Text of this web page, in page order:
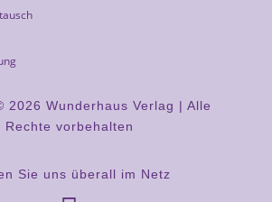
2026 Wunderhaus Verlag | Alle
Rechte vorbehalten
Sie uns überall im Netz